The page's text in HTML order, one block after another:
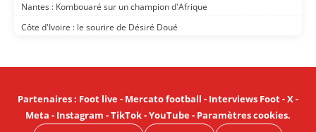
Nantes : Kombouaré sur un champion d'Afrique
Côte d'Ivoire : le sourire de Désiré Doué
Partenaires: Foot live- Mercato football - Interviews Foot-X-
Meta - Instagram -TikTok-YouTube- Paramètres cookies.